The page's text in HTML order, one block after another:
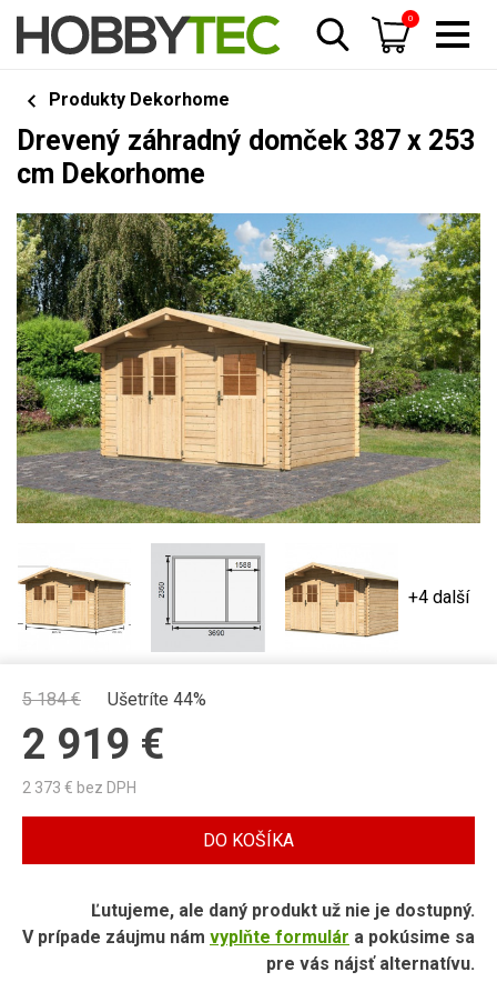
0
Produkty Dekorhome
Drevený záhradný domček 387 x 253
cm Dekorhome
+4 další
5 184€ Ušetríte 44%
2 919 €
2 373 € bez DPH
DO KOŠÍKA
Ľutujeme, ale daný produkt už nie je dostupný.
V prípade záujmu nám vyplňte formulár a pokúsime sa
pre vás nájsť alternatívu.